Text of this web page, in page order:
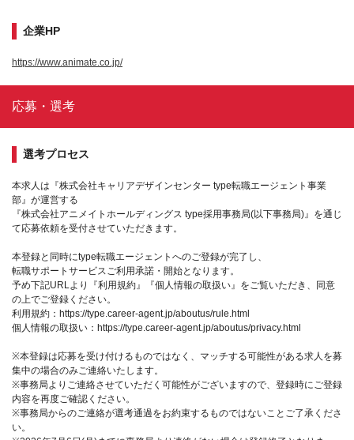
企業HP
https://www.animate.co.jp/
応募・選考
選考プロセス
本求人は『株式会社キャリアデザインセンター type転職エージェント事業
部』が運営する
『株式会社アニメイトホールディングス type採用事務局(以下事務局)』を通じ
て応募依頼を受付させていただきます。
本登録と同時にtype転職エージェントへのご登録が完了し、
転職サポートサービスご利用承諾・開始となります。
予め下記URLより『利用規約』『個人情報の取扱い』をご覧いただき、同意
の上でご登録ください。
利用規約：https://type.career-agent.jp/aboutus/rule.html
個人情報の取扱い：https://type.career-agent.jp/aboutus/privacy.html
※本登録は応募を受け付けるものではなく、マッチする可能性がある求人を募
集中の場合のみご連絡いたします。
※事務局よりご連絡させていただく可能性がございますので、登録時にご登録
内容を再度ご確認ください。
※事務局からのご連絡が選考通過をお約束するものではないことご了承くださ
い。